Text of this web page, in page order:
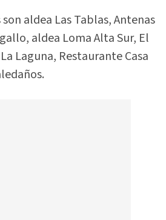
aldea Las Tablas, Antenas
aldea Loma Alta Sur, El
Laguna, Restaurante Casa